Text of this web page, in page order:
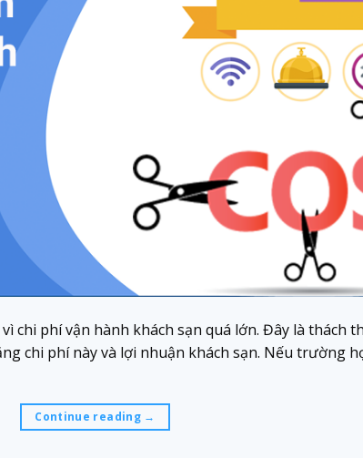
chi phí vận hành khách sạn quá lớn. Đây là thách
chi phí này và lợi nhuận khách sạn. Nếu trường
Continue reading →